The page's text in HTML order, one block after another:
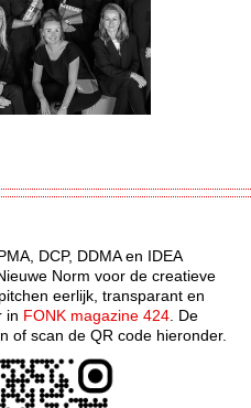
DCP, DDMA en IDEA
Norm voor de creatieve
eerlijk, transparant en
in FONK magazine 424. De
of scan de QR code hieronder.